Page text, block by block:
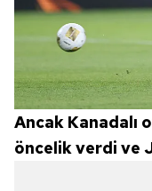
Ancak Kanadalı
öncelik verdi ve